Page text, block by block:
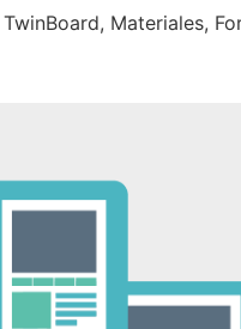
Materiales,